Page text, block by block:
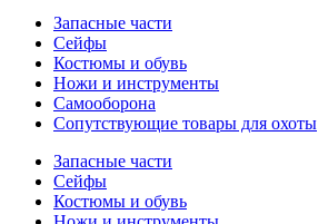
Запасные части
Сейфы
Костюмы и обувь
Ножи и инструменты
Самооборона
Сопутствующие товары для охоты
Запасные части
Сейфы
Костюмы и обувь